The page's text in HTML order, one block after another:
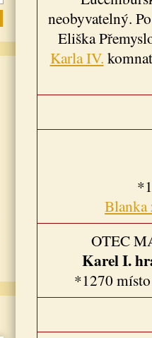
neobyvatelný.
Eliška
Karla IV.
OTEC
Karel I.
*1270